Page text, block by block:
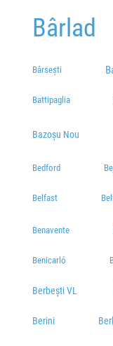
Tel: 0256200050
Mobil: 0766950005
Rompetrol A1 spre
Giarmata, Autostrada
Gara CFR
Bârlad
Bârsești
Battipaglia
Bazoșu Nou
Bedford
Belfast
Benavente
Benicarló
Berbești VL
Berini